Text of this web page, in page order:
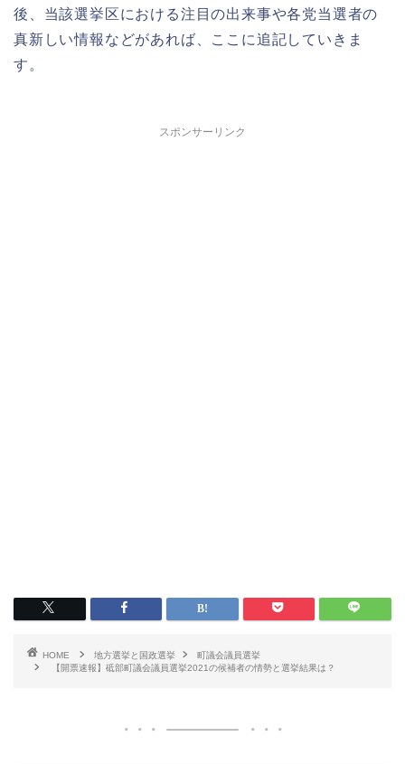
後、当該選挙区における注目の出来事や各党当選者の
真新しい情報などがあれば、ここに追記していきま
す。
スポンサーリンク
HOME 地方選挙と国政選挙
町議会議員選挙
【開票速報】砥部町議会議員選挙2021の候補者の情勢と選挙結果は？